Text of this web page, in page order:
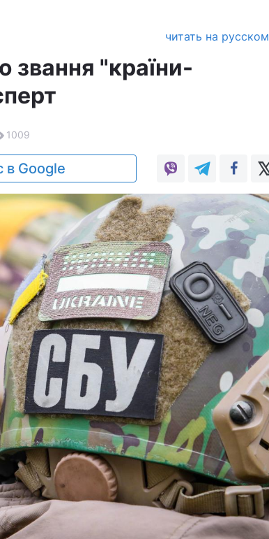
читать на русском
звання "країни-
1009
в Google